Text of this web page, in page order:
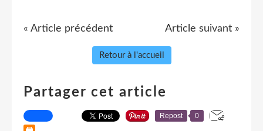
« Article précédent Article suivant »
Retour à l'accueil
Partager cet article
Repost 0